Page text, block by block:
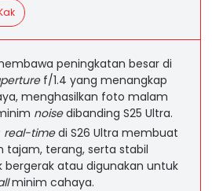
peningkatan besar di
f/1.4 yang menangkap
menghasilkan foto malam
noisedibanding S25 Ultra.
real-timedi S26 Ultra membuat
tajam, terang, serta stabil
bergerak atau digunakan untuk
minim cahaya.